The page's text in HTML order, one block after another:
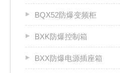
BQX52防爆变频柜
BXK防爆控制箱
BXX防爆电源插座箱